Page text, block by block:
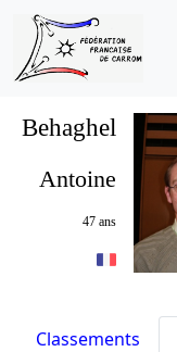
Behaghel
Antoine
47 ans
Classements